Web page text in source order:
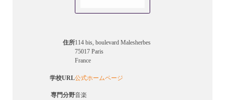
住所114 bis, boulevard Malesherbes
75017 Paris
France
学校URL公式ホームページ
専門分野音楽